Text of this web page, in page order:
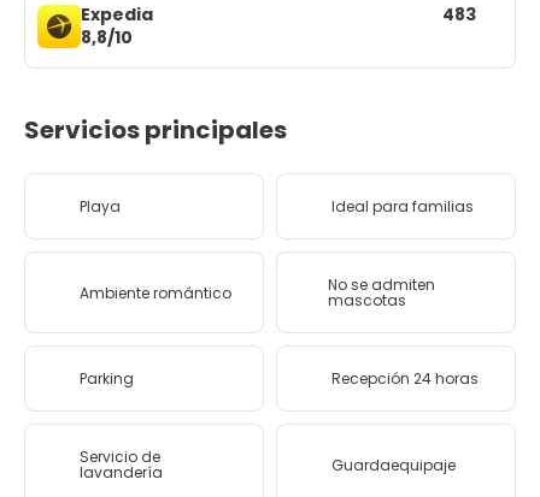
Expedia
8,8/10
483
Servicios principales
Playa Ideal para familias
Ambiente romántico No se admiten
mascotas
Parking Recepción 24 horas
Servicio de
lavandería Guardaequipaje